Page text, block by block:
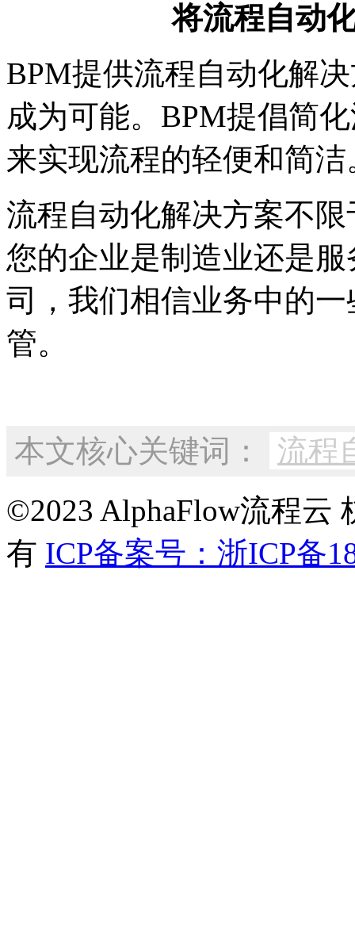
将流程自动
BPM提供流程自动化解
成为可能。BPM提倡简
来实现流程的轻便和简洁
流程自动化解决方案不
您的企业是制造业还是
司，我们相信业务中的
管。
本文核心关键词：
流程
©2023 AlphaFlow流程云
有 ICP备案号：浙ICP备